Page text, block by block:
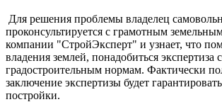
Для решения проблемы владелец
проконсультируется с грамотным
компании "СтройЭксперт" и узнает, что
владения землей, понадобиться экспертиза
градостроительным нормам. Фактически
заключение экспертизы будет
постройки.